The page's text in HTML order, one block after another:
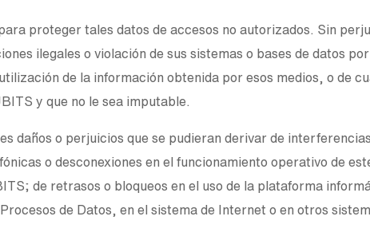
proteger tales datos de accesos no autorizados. Sin
ilegales o violación de sus sistemas o bases de datos
de la información obtenida por esos medios, o de
y que no le sea imputable.
daños o perjuicios que se pudieran derivar de
o desconexiones en el funcionamiento operativo de
de retrasos o bloqueos en el uso de la plataforma
de Datos, en el sistema de Internet o en otros